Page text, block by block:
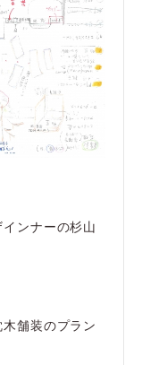
ンナーの杉山
舗装のプラン